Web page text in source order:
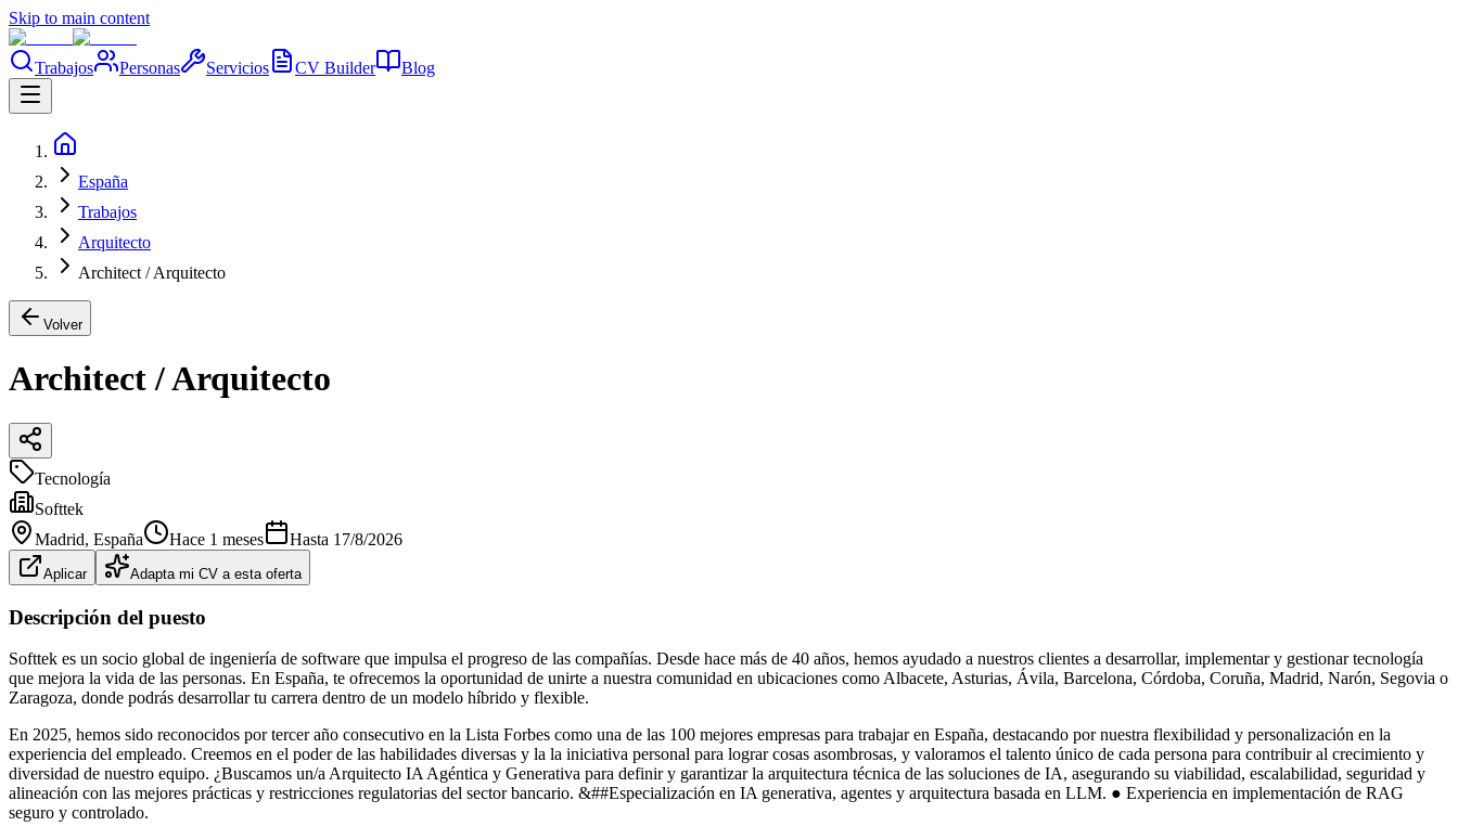
Skip to main content
Trabajos Personas Servicios CV Builder Blog
España
Trabajos
Arquitecto
Architect / Arquitecto
Volver
Architect / Arquitecto
Tecnología
Softtek
Madrid, España Hace 1 meses Hasta 17/8/2026
Aplicar Adapta mi CV a esta oferta
Descripción del puesto
Softtek es un socio global de ingeniería de software que impulsa el progreso de las compañías. Desde hace más de 40 años, hemos ayudado a nuestros clientes a desarrollar, implementar y gestionar tecnología
que mejora la vida de las personas. En España, te ofrecemos la oportunidad de unirte a nuestra comunidad en ubicaciones como Albacete, Asturias, Ávila, Barcelona, Córdoba, Coruña, Madrid, Narón, Segovia o
Zaragoza, donde podrás desarrollar tu carrera dentro de un modelo híbrido y flexible.
En 2025, hemos sido reconocidos por tercer año consecutivo en la Lista Forbes como una de las 100 mejores empresas para trabajar en España, destacando por nuestra flexibilidad y personalización en la
experiencia del empleado. Creemos en el poder de las habilidades diversas y la la iniciativa personal para lograr cosas asombrosas, y valoramos el talento único de cada persona para contribuir al crecimiento y
diversidad de nuestro equipo. ¿Buscamos un/a Arquitecto IA Agéntica y Generativa para definir y garantizar la arquitectura técnica de las soluciones de IA, asegurando su viabilidad, escalabilidad, seguridad y
alineación con las mejores prácticas y restricciones regulatorias del sector bancario. &##Especialización en IA generativa, agentes y arquitectura basada en LLM. ● Experiencia en implementación de RAG
seguro y controlado.